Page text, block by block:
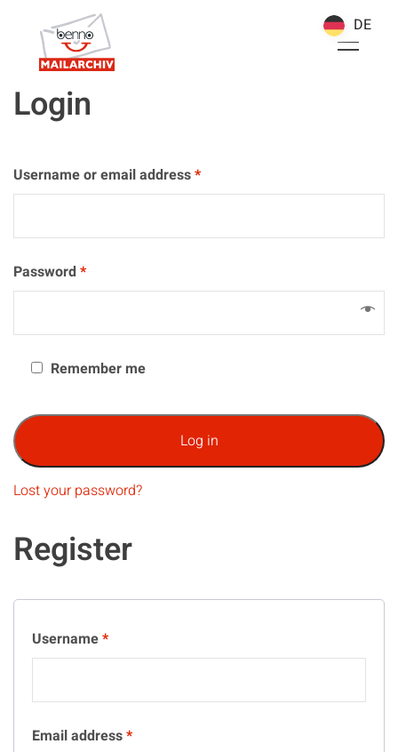
Login
Username or email address*
Password*
Remember me
Log in
Lost your password?
Register
Username*
Email address*
DE
DE